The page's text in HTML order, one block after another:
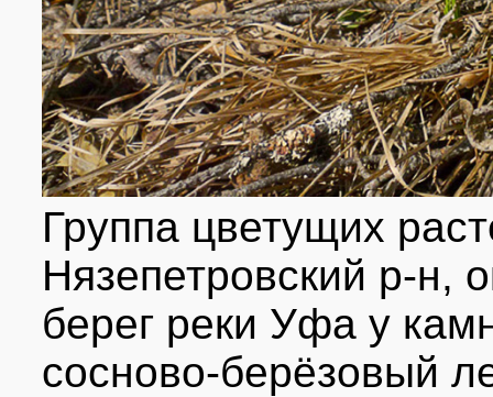
Группа цветущих
Нязепетровский р-н,
берег реки Уфа у
сосново-берёзовый